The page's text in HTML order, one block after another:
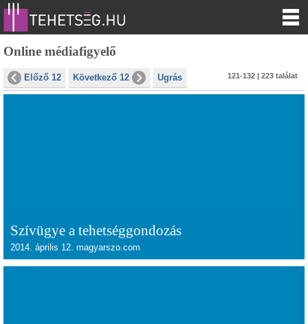
Online médiafigyelő
Előző 12 Következő 12 Ugrás 121-132 | 223 találat
Szívügye a tehetséggondozás
2014. április 12. magyarszo.com